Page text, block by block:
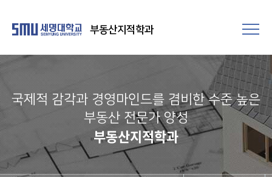
부동산지적학과
국제적 감각과 경영마인드를 겸비한 수준 높은
부동산 전문가 양성
부동산지적학과